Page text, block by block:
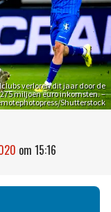
verloren dit jaar door de
miljoen euro inkomsten. –
Shutterstock
om 15:16